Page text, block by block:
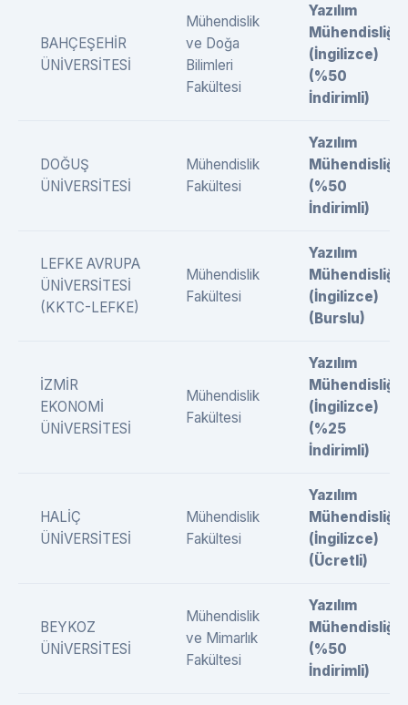
BAHÇEŞEHİR
ÜNİVERSİTESİ
Mühendislik
ve Doğa
Bilimleri
Fakültesi
Yazılım
Mühendisliği
(İngilizce)
(%50
İndirimli)
DOĞUŞ
ÜNİVERSİTESİ
Mühendislik
Fakültesi
Yazılım
Mühendisliği
(%50
İndirimli)
LEFKE AVRUPA
ÜNİVERSİTESİ
(KKTC-LEFKE)
Mühendislik
Fakültesi
Yazılım
Mühendisliği
(İngilizce)
(Burslu)
İZMİR
EKONOMİ
ÜNİVERSİTESİ
Mühendislik
Fakültesi
Yazılım
Mühendisliği
(İngilizce)
(%25
İndirimli)
HALİÇ
ÜNİVERSİTESİ
Mühendislik
Fakültesi
Yazılım
Mühendisliği
(İngilizce)
(Ücretli)
BEYKOZ
ÜNİVERSİTESİ
Mühendislik
ve Mimarlık
Fakültesi
Yazılım
Mühendisliği
(%50
İndirimli)